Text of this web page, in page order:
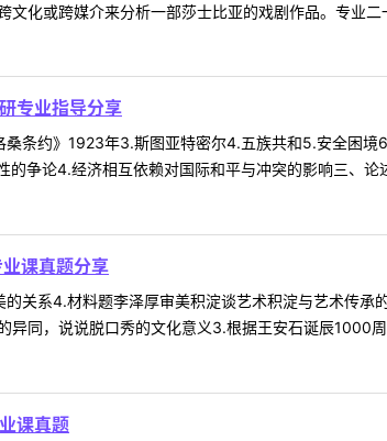
化或跨媒介来分析一部莎士比亚的戏剧作品。专业二
专业指导分享
条约》1923年3.斯图亚特密尔4.五族共和5.安全困
争论4.经济相互依赖对国际和平与冲突的影响三、论
课真题分享
关系4.材料题李泽厚审美积淀谈艺术积淀与艺术传承
异同，说说脱口秀的文化意义3.根据王安石诞辰1000
课真题